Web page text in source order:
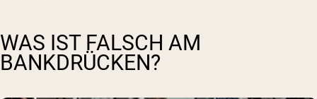
WAS IST FALSCH AM
BANKDRÜCKEN?